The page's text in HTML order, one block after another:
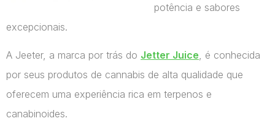
potência e sabores
excepcionais.
A Jeeter, a marca por trás do Jetter Juice, é conhecida
por seus produtos de cannabis de alta qualidade que
oferecem uma experiência rica em terpenos e
canabinoides.